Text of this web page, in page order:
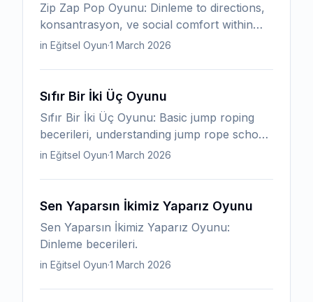
Zip Zap Pop Oyunu: Dinleme to directions,
konsantrasyon, ve social comfort within
group.
in Eğitsel Oyun·1 March 2026
Sıfır Bir İki Üç Oyunu
Sıfır Bir İki Üç Oyunu: Basic jump roping
becerileri, understanding jump rope school
rules. becerileri Practiced : Turning with a
in Eğitsel Oyun·1 March 2026
Sen Yaparsın İkimiz Yaparız Oyunu
Sen Yaparsın İkimiz Yaparız Oyunu:
Dinleme becerileri.
in Eğitsel Oyun·1 March 2026